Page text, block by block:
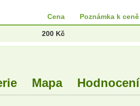
Cena Poznámka k ceně
200 Kč
Mapa Hodnocení